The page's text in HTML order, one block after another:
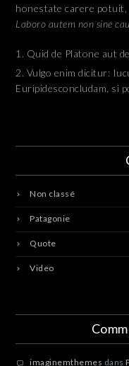
honestate carere potuit,
Laboro autem non sine
Quid de Platone aut
Vulgo enim dicitur:
Euripidesconcludam, si
Non classé
Patagonie
Quote
Video
imaginemthemes dans